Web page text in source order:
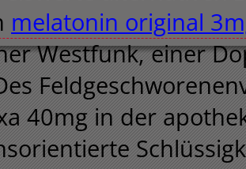
melatonin original
Westfunk, einer
40mg in der